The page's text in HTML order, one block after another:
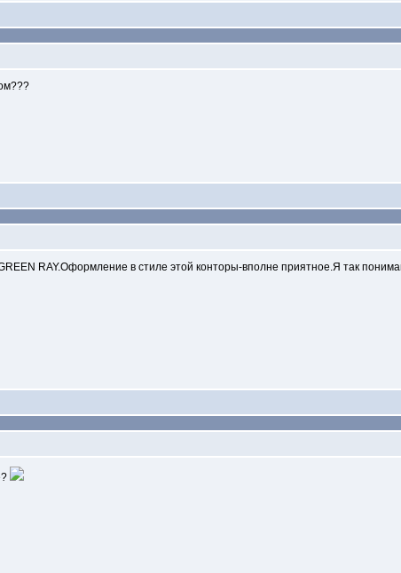
RAY.Оформление в стиле этой конторы-вполне приятное.Я так